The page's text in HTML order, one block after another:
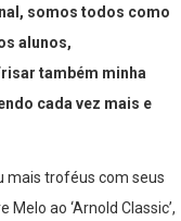
somos todos como
alunos,
também minha
cada vez mais e
mais troféus com seus
ao ‘Arnold Classic’,